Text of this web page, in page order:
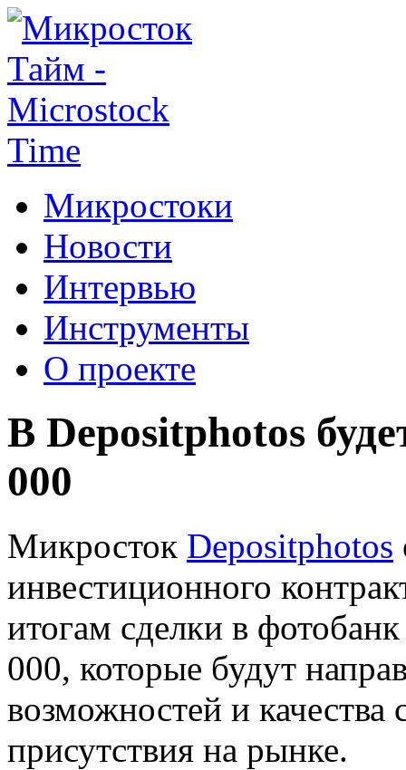
Микростоки
Новости
Интервью
Инструменты
О проекте
В Depositphotos
000
Микросток Depositphotos
инвестиционного
итогам сделки в
000, которые будут
возможностей и качества
присутствия на рынке.